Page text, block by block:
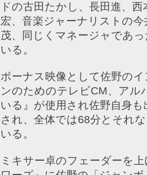
ドの古田たかし、長田進、
宏、音楽ジャーナリストの
茂、同じくマネージャであ
いる。
ボーナス映像として佐野の
ンのためのテレビCM、アル
いる』が使用され佐野自身
され、全体では68分とそれ
いる。
ミキサー卓のフェーダーを